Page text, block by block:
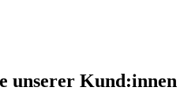
unserer Kund:innen